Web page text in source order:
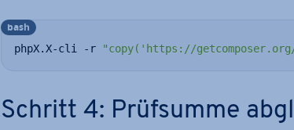
phpX.X-cli -r "copy('https://
bash
Schritt 4: Prüfsumme